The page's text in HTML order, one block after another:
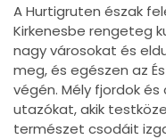
A Hurtigruten észak
Kirkenesbe rengeteg
nagy városokat és
meg, és egészen az
végén. Mély fjordok
utazókat, akik
természet csodáit